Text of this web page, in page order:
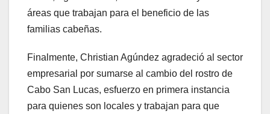
áreas que trabajan para el beneficio de las
familias cabeñas.
Finalmente, Christian Agúndez agradeció al sector
empresarial por sumarse al cambio del rostro de
Cabo San Lucas, esfuerzo en primera instancia
para quienes son locales y trabajan para que